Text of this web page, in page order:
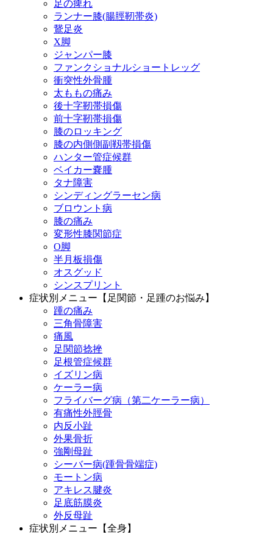
足の痺れ
ランナー膝(腸脛靭帯炎)
鵞足炎
X脚
ジャンパー膝
ファンクショナルショートレッグ
衝突性外骨腫
太ももの痛み
後十字靭帯損傷
前十字靭帯損傷
膝のロッキング
膝の内側側副靱帯損傷
ハンター管症候群
ベイカー嚢腫
タナ障害
シンディングラーセン病
ブロウント病
膝の痛み
変形性膝関節症
O脚
半月板損傷
オスグッド
シンスプリント
症状別メニュー【足関節・足踵のお悩み】
踵の痛み
三角骨障害
痛風
足関節捻挫
足根管症候群
イズリン病
ケーラー病
フライバーグ病（第二ケーラー病）
有痛性外脛骨
内反小趾
外果骨折
強剛母趾
シーバー病(踵骨骨端症)
モートン病
アキレス腱炎
足底筋膜炎
外反母趾
症状別メニュー【全身】